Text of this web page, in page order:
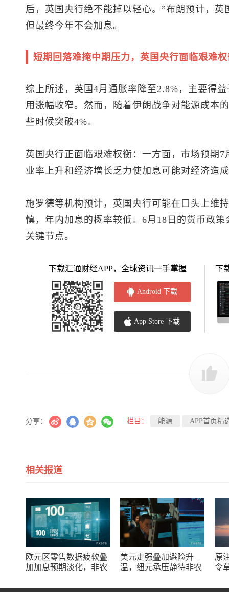
后，英国央行绝不能掉以轻心。”布朗预计，
但最终今年不会加息。
短期回落难掩中期压力，英国央行面临艰难
综上所述，英国4月通胀率降至2.8%，主要得
用涨幅收窄。然而，随着伊朗战争对能源成本
些时候突破4%。
英国央行正面临艰难权衡：一方面，市场预期
业率上升和经济增长乏力使加息可能对经济造
施罗德等机构预计，英国央行可能在口头上维
慎，年内加息的概率较低。6月18日的货币政
关键节点。
下载汇通财经APP，全球资讯一手掌握
Android 下载
App Store 下载
下
分享： 栏目： 能源 APP首页精
相关报道
欧元区零售数据疲软叠
加加息预期淡化，非农
吗？
美元走强叠加避险升
温，纽元承压静待非农
原
令
归